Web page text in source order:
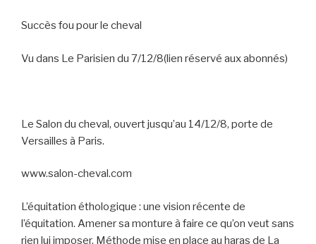
Succès fou pour le cheval
Vu dans Le Parisien du 7/12/8(lien réservé aux abonnés)
Le Salon du cheval, ouvert jusqu’au 14/12/8, porte de
Versailles à Paris.
www.salon-cheval.com
L’équitation éthologique : une vision récente de
l’équitation. Amener sa monture à faire ce qu’on veut sans
rien lui imposer. Méthode mise en place au haras de La